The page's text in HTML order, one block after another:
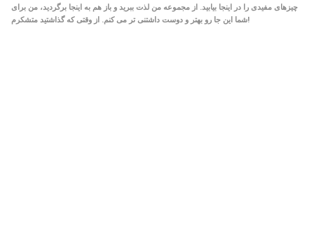
چیزهای مفیدی را در اینجا بیابید. از مجموعه من لذت ببرید و باز هم به اینجا برگردید، من برای
شما این جا رو بهتر و دوست داشتنی تر می کنم. از وقتی که گذاشتید متشکرم!